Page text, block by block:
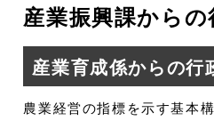
産業振興課からの
産業育成係からの行
農業経営の指標を示す基本